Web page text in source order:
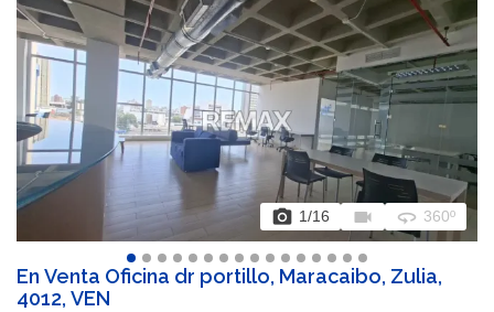
photo_camera 1/16 videocam 360 360º
En Venta Oficina dr portillo, Maracaibo, Zulia,
4012, VEN